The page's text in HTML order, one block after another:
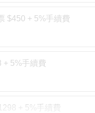
$450 + 5%手續費
+ 5%手續費
+ 5%手續費